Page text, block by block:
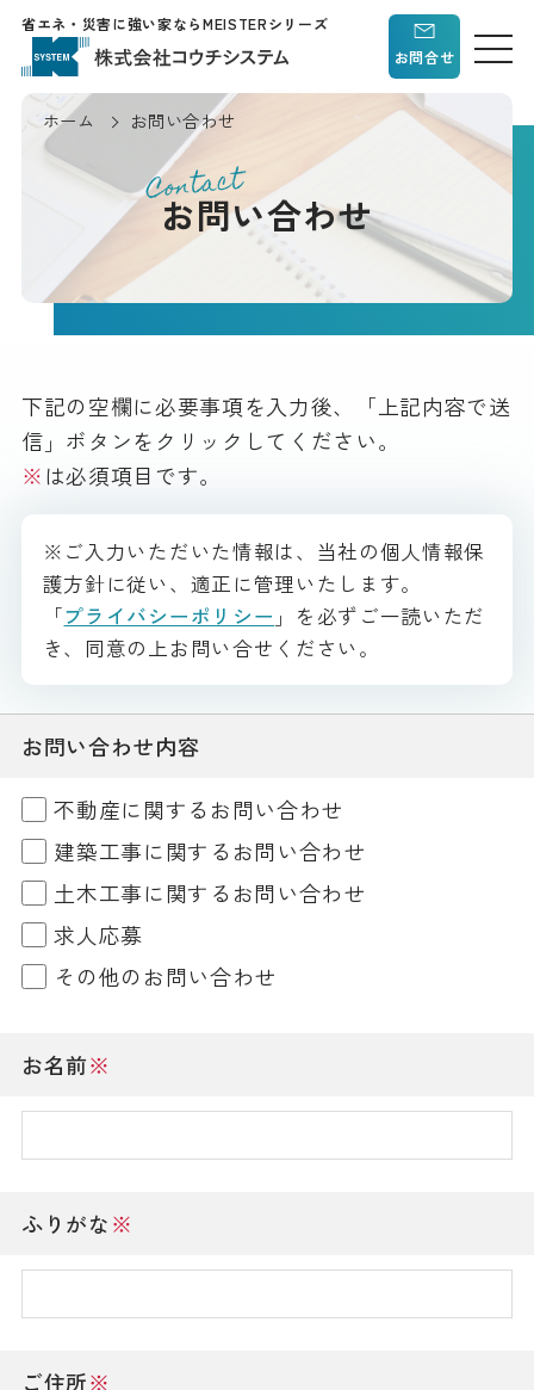
省エネ・災害に強い家ならMEISTERシリーズ
お問合せ
ホーム お問い合わせ
Contact
お問い合わせ
下記の空欄に必要事項を入力後、「上記内容で送
信」ボタンをクリックしてください。
※は必須項目です。
※ご入力いただいた情報は、当社の個人情報保
護方針に従い、適正に管理いたします。
「プライバシーポリシー 」を必ずご一読いただ
き、同意の上お問い合せください。
お問い合わせ内容
不動産に関するお問い合わせ
建築工事に関するお問い合わせ
土木工事に関するお問い合わせ
求人応募
その他のお問い合わせ
お名前※
ふりがな※
ご住所※